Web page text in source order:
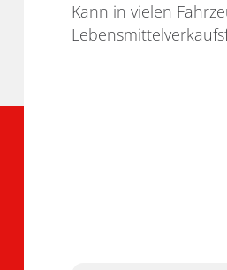
Kann in vielen